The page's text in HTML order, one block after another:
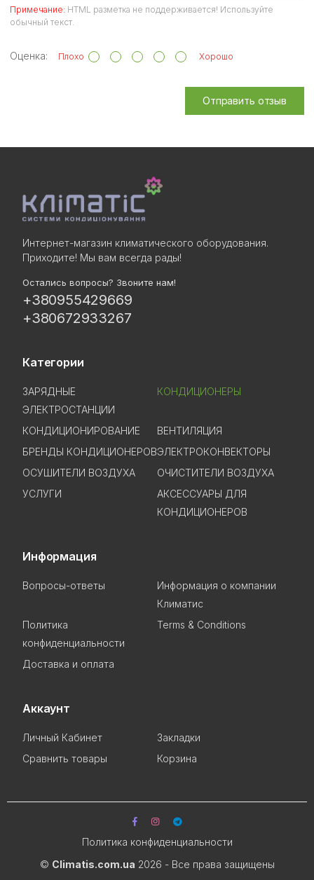
Примечание: HTML разметка не поддерживается! Используйте
обычный текст.
Оценка: Плохо Хорошо
Отправить отзыв
Интернет-магазин климатического оборудования.
Приходите! Мы вам всегда рады!
Остались вопросы? Звоните нам!
+380955429669
+380672933267
Категории
ЗАРЯДНЫЕ
ЭЛЕКТРОСТАНЦИИ
КОНДИЦИОНЕРЫ
КОНДИЦИОНИРОВАНИЕ
ВЕНТИЛЯЦИЯ
БРЕНДЫ КОНДИЦИОНЕРОВЭЛЕКТРОКОНВЕКТОРЫ
ОСУШИТЕЛИ ВОЗДУХА
ОЧИСТИТЕЛИ ВОЗДУХА
УСЛУГИ
АКСЕССУАРЫ ДЛЯ
КОНДИЦИОНЕРОВ
Информация
Вопросы-ответы
Информация о компании
Климатис
Политика
конфиденциальности
Terms & Conditions
Доставка и оплата
Аккаунт
Личный Кабинет
Закладки
Сравнить товары
Корзина
© Climatis.com.ua 2026 - Все права защищены
Политика конфиденциальности